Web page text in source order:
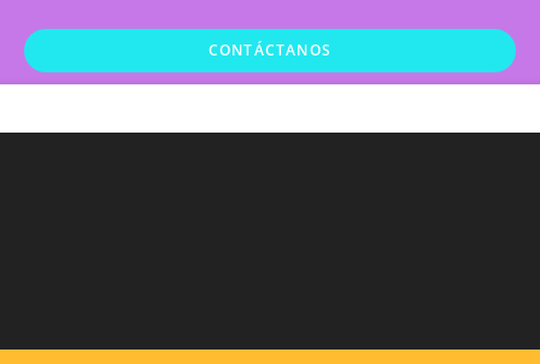
CONTÁCTANOS